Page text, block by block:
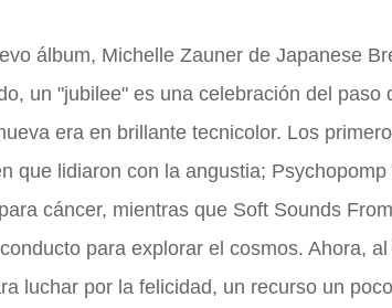
álbum, Michelle Zauner de Japanese
un "jubilee" es una celebración del paso
era en brillante tecnicolor. Los
que lidiaron con la angustia; Psychopomp
cáncer, mientras que Soft Sounds
para explorar el cosmos. Ahora,
luchar por la felicidad, un recurso un